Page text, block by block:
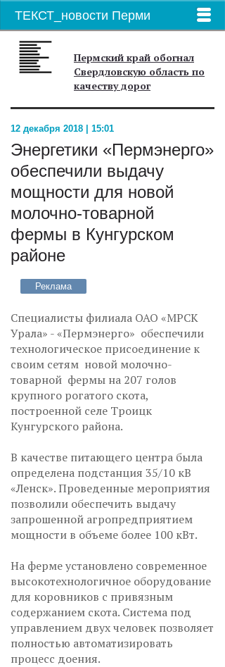
ТЕКСТ_новости Перми
Пермский край обогнал
Свердловскую область по
качеству дорог
12 декабря 2018 | 15:01
Энергетики «Пермэнерго»
обеспечили выдачу
мощности для новой
молочно-товарной
фермы в Кунгурском
районе
Реклама
Специалисты филиала ОАО «МРСК
Урала» - «Пермэнерго» обеспечили
технологическое присоединение к
своим сетям новой молочно-
товарной фермы на 207 голов
крупного рогатого скота,
построенной селе Троицк
Кунгурского района.
В качестве питающего центра была
определена подстанция 35/10 кВ
«Ленск». Проведенные мероприятия
позволили обеспечить выдачу
запрошенной агропредприятием
мощности в объеме более 100 кВт.
На ферме установлено современное
высокотехнологичное оборудование
для коровников с привязным
содержанием скота. Система под
управлением двух человек позволяет
полностью автоматизировать
процесс доения.